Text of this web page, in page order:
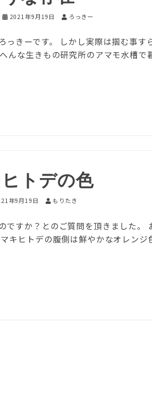
2021年9月19日 ろっきー
きーです。 しかし実際は掴む事す
んな生きもの研究所のアマモ水槽で
トデの色
年9月19日 もりたき
すか？とのご質問を頂きました。
キヒトデの腹側は鮮やかなオレンジ